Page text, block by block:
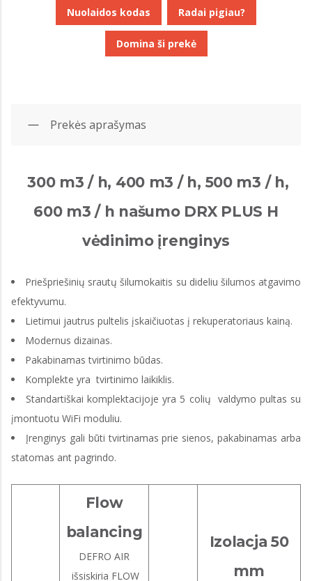
Nuolaidos kodas Radai pigiau?
Domina ši prekė
Prekės aprašymas
300 m3 / h, 400 m3 / h, 500 m3 / h,
600 m3 / h našumo DRX PLUS H
vėdinimo įrenginys
Priešpriešinių srautų šilumokaitis su dideliu šilumos atgavimo
efektyvumu.
Lietimui jautrus pultelis įskaičiuotas į rekuperatoriaus kainą.
Modernus dizainas.
Pakabinamas tvirtinimo būdas.
Komplekte yra tvirtinimo laikiklis.
Standartiškai komplektacijoje yra 5 colių valdymo pultas su
įmontuotu WiFi moduliu.
Įrenginys gali būti tvirtinamas prie sienos, pakabinamas arba
statomas ant pagrindo.
Flow
balancing
DEFRO AIR
išsiskiria FLOW
Izolacja 50
mm